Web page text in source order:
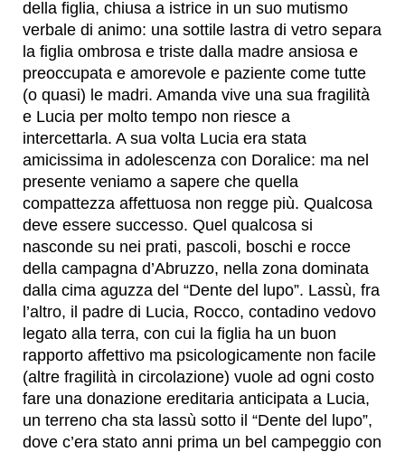
della figlia, chiusa a istrice in un suo mutismo
verbale di animo: una sottile lastra di vetro separa
la figlia ombrosa e triste dalla madre ansiosa e
preoccupata e amorevole e paziente come tutte
(o quasi) le madri. Amanda vive una sua fragilità
e Lucia per molto tempo non riesce a
intercettarla. A sua volta Lucia era stata
amicissima in adolescenza con Doralice: ma nel
presente veniamo a sapere che quella
compattezza affettuosa non regge più. Qualcosa
deve essere successo. Quel qualcosa si
nasconde su nei prati, pascoli, boschi e rocce
della campagna d’Abruzzo, nella zona dominata
dalla cima aguzza del “Dente del lupo”. Lassù, fra
l’altro, il padre di Lucia, Rocco, contadino vedovo
legato alla terra, con cui la figlia ha un buon
rapporto affettivo ma psicologicamente non facile
(altre fragilità in circolazione) vuole ad ogni costo
fare una donazione ereditaria anticipata a Lucia,
un terreno cha sta lassù sotto il “Dente del lupo”,
dove c’era stato anni prima un bel campeggio con